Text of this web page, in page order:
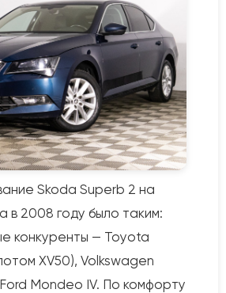
Skoda Superb 2 на
в 2008 году было таким:
конкуренты — Toyota
XV50), Volkswagen
Mondeo IV. По комфорту